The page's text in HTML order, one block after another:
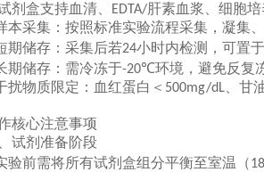
剂盒支持血清、 EDTA/肝素血浆、细胞
本采集 ：按照标准实验流程采集，凝集
期储存 ：采集后若24小时内检测，可置于
期储存 ：需冷冻于-20℃环境，避免反复
扰物质限定 ： 血红蛋白＜ 500mg/dL 、甘
核心注意事项
试剂准备阶段
验前需将所有试剂盒组分平衡至室温（